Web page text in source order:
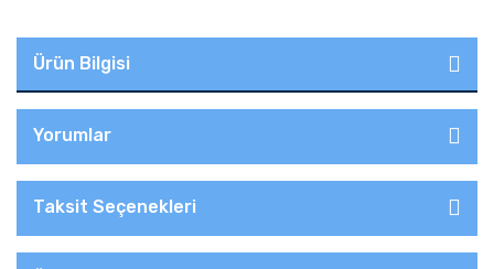
Ürün Bilgisi
Yorumlar
Taksit Seçenekleri